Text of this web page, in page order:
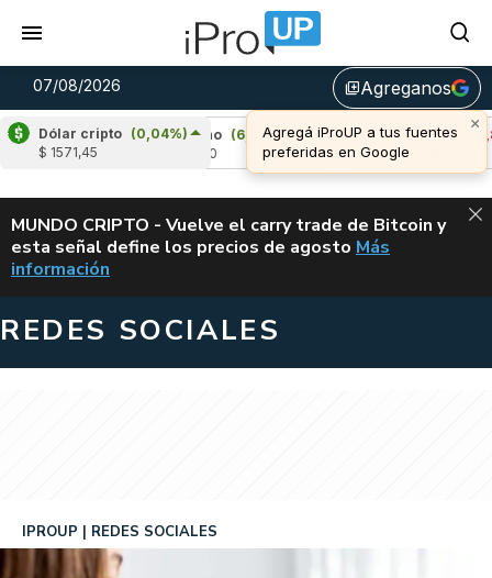
07/08/2026 library_addAgreganos
×
Agregá iProUP a tus fuentes
preferidas en Google
Dólar cripto (0,04%)
$ 1571,45
Cardano (6,22%)
Avalanche (-0,85%)
u$s 6,46
ALERTA
MUNDO CRIPTO - Vuelve el carry trade de Bitcoin y
esta señal define los precios de agosto VUELVE EL
Más
información
REDES SOCIALES
IPROUP REDES SOCIALES